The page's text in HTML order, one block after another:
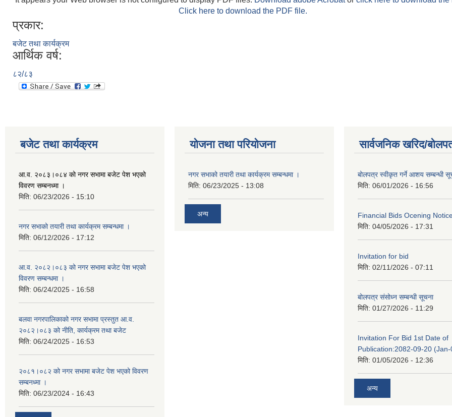
Click here to download the PDF file.
प्रकार:
बजेट तथा कार्यक्रम
आर्थिक वर्ष:
८२/८३
बजेट तथा कार्यक्रम
आ.व. २०८३।०८४ को नगर सभामा बजेट पेश भएको
विवरण सम्बनध्मा ।
मिति: 06/23/2026 - 15:10
नगर सभाको तयारी तथा कार्यक्रम सम्बन्धमा ।
मिति: 06/12/2026 - 17:12
आ.व. २०८२।०८३ को नगर सभामा बजेट पेश भएको
विवरण सम्बन्धमा ।
मिति: 06/24/2025 - 16:58
बलवा नगरपालिकाको नगर सभामा प्रस्तुत आ.व.
२०८२।०८३ को नीति, कार्यक्रम तथा बजेट
मिति: 06/24/2025 - 16:53
२०८१।०८२ को नगर सभामा बजेट पेश भएको विवरण
सम्बनध्मा ।
मिति: 06/23/2024 - 16:43
योजना तथा परियोजना
नगर सभाको तयारी तथा कार्यक्रम सम्बन्धमा ।
मिति: 06/23/2025 - 13:08
अन्य
सार्वजनिक खरिद/
बोलपत्र स्वीकृत गर्ने आशय सम्बन्धी
मिति: 06/01/2026 - 16:56
Financial Bids Ocening
मिति: 04/05/2026 - 17:31
Invitation for bid
मिति: 02/11/2026 - 07:11
बोलपत्र संसोध्न सम्बन्धी सूचना
मिति: 01/27/2026 - 11:29
Invitation For Bid 1st Date of
Publication:2082-09-20
मिति: 01/05/2026 - 12:36
अन्य